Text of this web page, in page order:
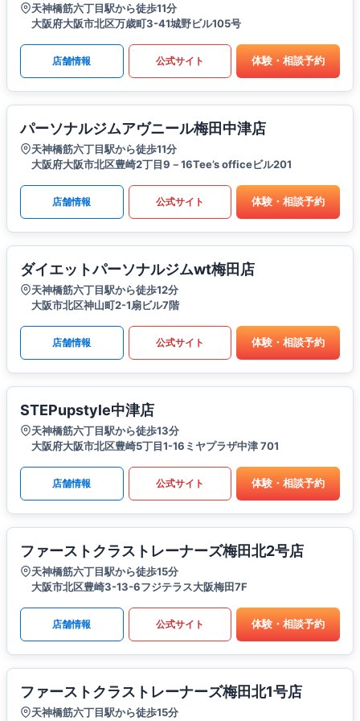
天神橋筋六丁目駅から徒歩11分
大阪府大阪市北区万歳町3-41城野ビル105号
店舗情報 公式サイト 体験・相談予約
パーソナルジムアヴニール梅田中津店
天神橋筋六丁目駅から徒歩11分
大阪府大阪市北区豊崎2丁目9－16Tee’s officeビル201
店舗情報 公式サイト 体験・相談予約
ダイエットパーソナルジムwt梅田店
天神橋筋六丁目駅から徒歩12分
大阪市北区神山町2-1扇ビル7階
店舗情報 公式サイト 体験・相談予約
STEPupstyle中津店
天神橋筋六丁目駅から徒歩13分
大阪府大阪市北区豊崎5丁目1-16ミヤプラザ中津 701
店舗情報 公式サイト 体験・相談予約
ファーストクラストレーナーズ梅田北2号店
天神橋筋六丁目駅から徒歩15分
大阪市北区豊崎3-13-6フジテラス大阪梅田7F
店舗情報 公式サイト 体験・相談予約
ファーストクラストレーナーズ梅田北1号店
天神橋筋六丁目駅から徒歩15分